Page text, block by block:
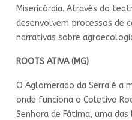
Misericórdia. Através do
desenvolvem processos de
narrativas sobre
ROOTS ATIVA (MG)
O Aglomerado da Serra é a
onde funciona o Coletivo
Senhora de Fátima, uma